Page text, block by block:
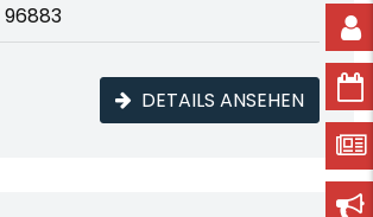
96883
DETAILS ANSEHEN